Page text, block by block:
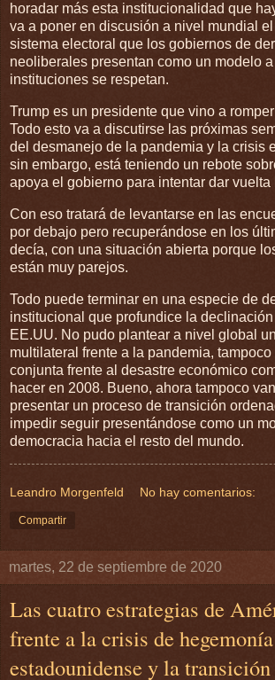
horadar más esta institucionalidad que
va a poner en discusión a nivel mundial
sistema electoral que los gobiernos de
neoliberales presentan como un modelo
instituciones se respetan.
Trump es un presidente que vino a
Todo esto va a discutirse las próximas
del desmanejo de la pandemia y la crisis
sin embargo, está teniendo un rebote
apoya el gobierno para intentar dar vuelta
Con eso tratará de levantarse en las
por debajo pero recuperándose en los
decía, con una situación abierta porque
están muy parejos.
Todo puede terminar en una especie de
institucional que profundice la
EE.UU. No pudo plantear a nivel global
multilateral frente a la pandemia,
conjunta frente al desastre económico
hacer en 2008. Bueno, ahora tampoco
presentar un proceso de transición
impedir seguir presentándose como un
democracia hacia el resto del mundo.
Leandro Morgenfeld No hay comentarios:
Compartir
martes, 22 de septiembre de 2020
Las cuatro estrategias de
frente a la crisis de hegemonía
estadounidense y la